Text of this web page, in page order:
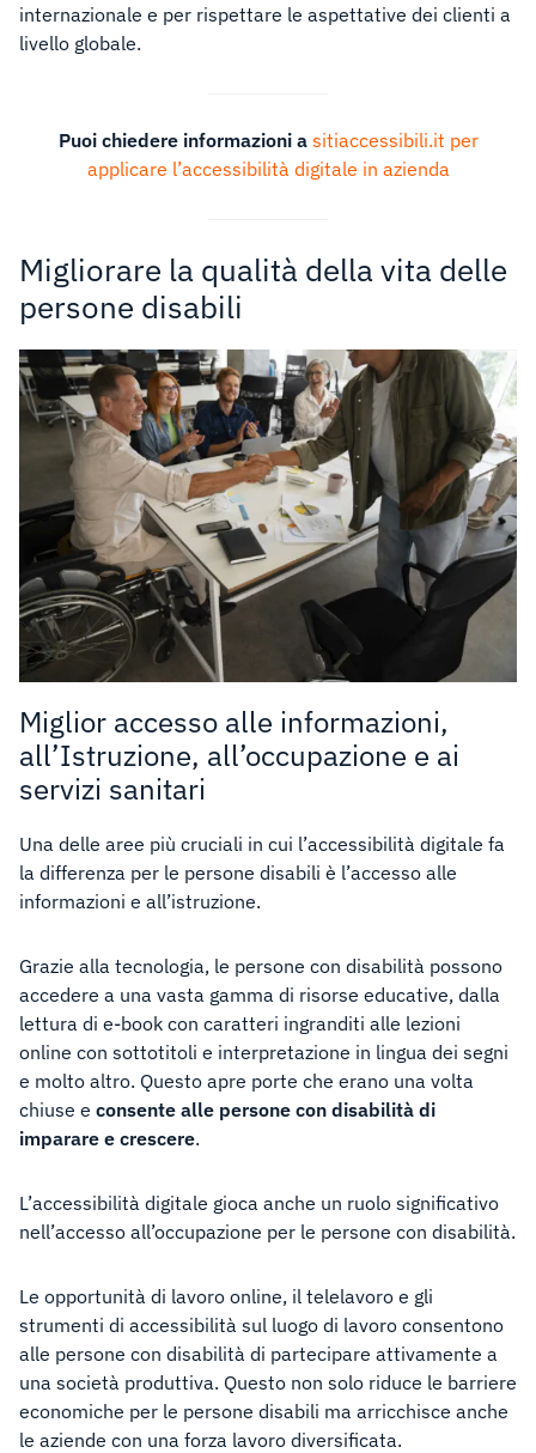
internazionale e per rispettare le aspettative dei clienti a
livello globale.
Puoi chiedere informazioni a sitiaccessibili.it per
applicare l’accessibilità digitale in azienda
Migliorare la qualità della vita delle
persone disabili
Miglior accesso alle informazioni,
all’Istruzione, all’occupazione e ai
servizi sanitari
Una delle aree più cruciali in cui l’accessibilità digitale fa
la differenza per le persone disabili è l’accesso alle
informazioni e all’istruzione.
Grazie alla tecnologia, le persone con disabilità possono
accedere a una vasta gamma di risorse educative, dalla
lettura di e-book con caratteri ingranditi alle lezioni
online con sottotitoli e interpretazione in lingua dei segni
e molto altro. Questo apre porte che erano una volta
chiuse e consente alle persone con disabilità di
imparare e crescere.
L’accessibilità digitale gioca anche un ruolo significativo
nell’accesso all’occupazione per le persone con disabilità.
Le opportunità di lavoro online, il telelavoro e gli
strumenti di accessibilità sul luogo di lavoro consentono
alle persone con disabilità di partecipare attivamente a
una società produttiva. Questo non solo riduce le barriere
economiche per le persone disabili ma arricchisce anche
le aziende con una forza lavoro diversificata.